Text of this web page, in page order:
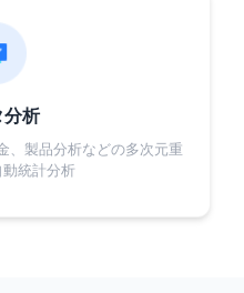
分析
、製品分析などの多次元重
統計分析